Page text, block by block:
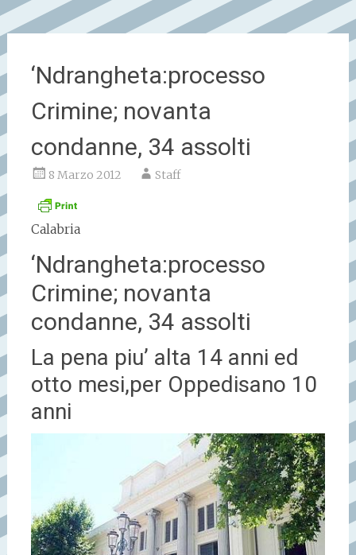
‘Ndrangheta:processo
Crimine; novanta
condanne, 34 assolti
8 Marzo 2012 Staff
Calabria
‘Ndrangheta:processo
Crimine; novanta
condanne, 34 assolti
La pena piu’ alta 14 anni ed
otto mesi,per Oppedisano 10
anni